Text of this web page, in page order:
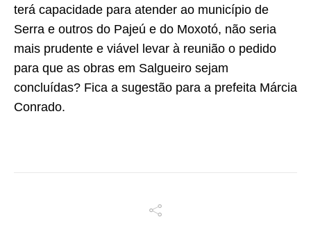
terá capacidade para atender ao município de
Serra e outros do Pajeú e do Moxotó, não seria
mais prudente e viável levar à reunião o pedido
para que as obras em Salgueiro sejam
concluídas? Fica a sugestão para a prefeita Márcia
Conrado.